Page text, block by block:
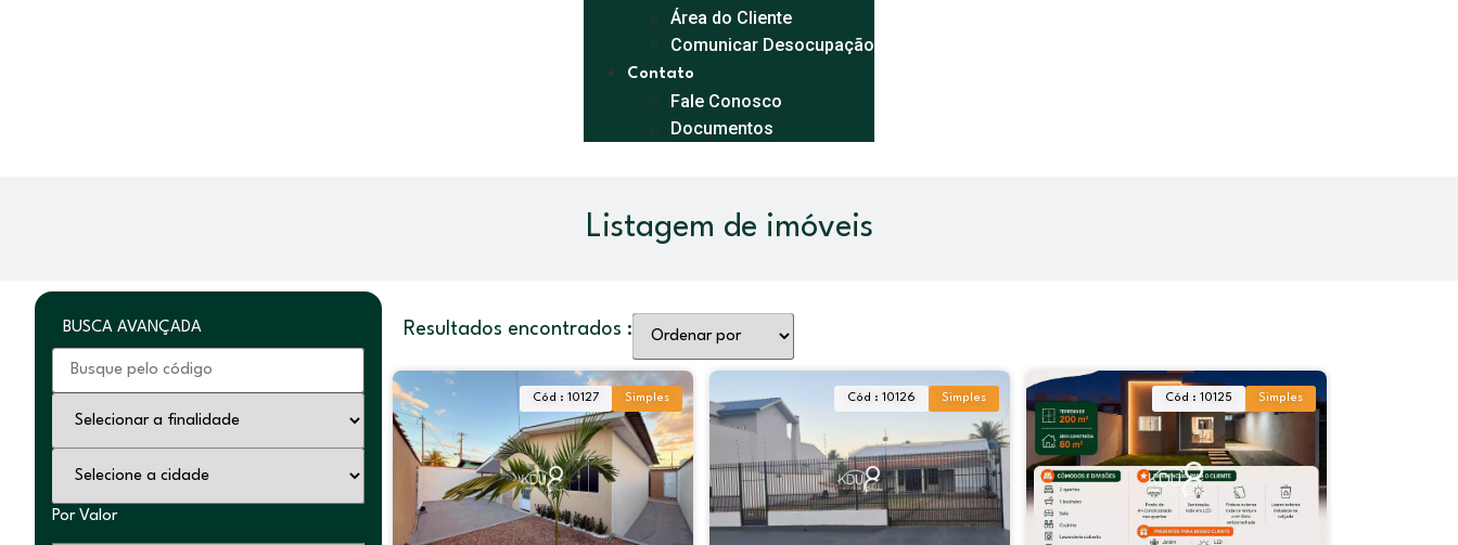
Área do Cliente
Comunicar Desocupação
Contato
Fale Conosco
Documentos
Listagem de imóveis
BUSCA AVANÇADA
Por Valor
Resultados encontrados :
Cód : 10127 Simples Cód : 10126 Simples Cód : 10125 Simples